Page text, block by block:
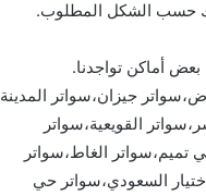
حسب الشكل المطلوب.
أماكن تواجدنا.
جيزان،سواتر المدينة
القويعية،سواتر
تميم،سواتر الغاط،سواتر
السعودي،سواتر حي